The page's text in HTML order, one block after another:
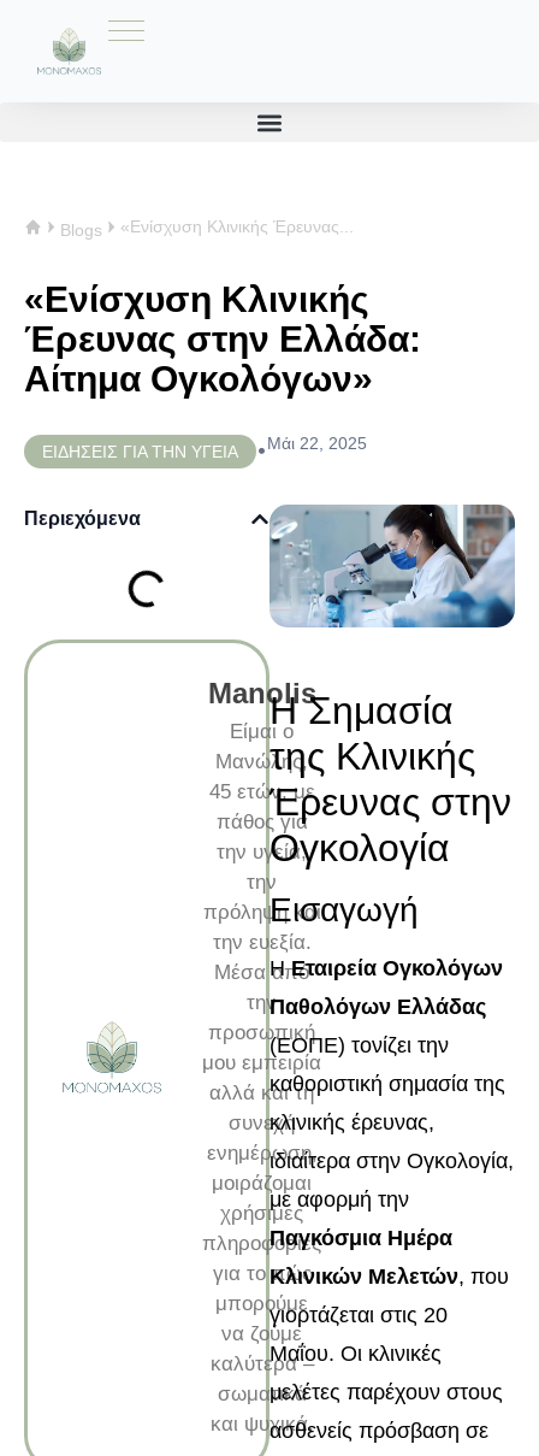
Blogs «Ενίσχυση Κλινικής Έρευνας...
«Ενίσχυση Κλινικής
Έρευνας στην Ελλάδα:
Αίτημα Ογκολόγων»
ΕΙΔΗΣΕΙΣ ΓΙΑ ΤΗΝ ΥΓΕΙΑ •Μάι 22, 2025
Περιεχόμενα
Manolis
Είμαι ο
Μανώλης,
45 ετών, με
πάθος για
την υγεία,
την
πρόληψη και
την ευεξία.
Μέσα από
την
προσωπική
μου εμπειρία
αλλά και τη
συνεχή
ενημέρωση,
μοιράζομαι
χρήσιμες
πληροφορίες
για το πώς
μπορούμε
να ζούμε
καλύτερα –
σωματικά
και ψυχικά.
Η Σημασία
της Κλινικής
Έρευνας στην
Ογκολογία
Εισαγωγή
ΗΕταιρεία Ογκολόγων
Παθολόγων Ελλάδας
(ΕΟΠΕ) τονίζει την
καθοριστική σημασία της
κλινικής έρευνας,
ιδιαίτερα στην Ογκολογία,
με αφορμή την
Παγκόσμια Ημέρα
Κλινικών Μελετών, που
γιορτάζεται στις 20
Μαΐου. Οι κλινικές
μελέτες παρέχουν στους
ασθενείς πρόσβαση σε